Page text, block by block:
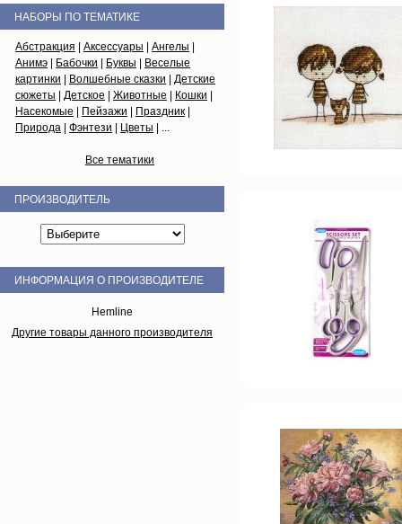
НАБОРЫ ПО ТЕМАТИКЕ
Абстракция Аксессуары Ангелы
Анимэ
Бабочки Буквы
Веселые
картинки
Волшебные сказки
Детские
сюжеты
Детское Животные Кошки
Насекомые
Пейзажи Праздник
Природа
Фэнтези Цветы | ...
Все тематики
ПРОИЗВОДИТЕЛЬ
ИНФОРМАЦИЯ О ПРОИЗВОДИТЕЛЕ
Hemline
Другие товары данного производителя